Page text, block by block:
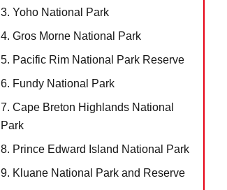
3. Yoho National Park
4. Gros Morne National Park
5. Pacific Rim National Park Reserve
6. Fundy National Park
7. Cape Breton Highlands National
Park
8. Prince Edward Island National Park
9. Kluane National Park and Reserve